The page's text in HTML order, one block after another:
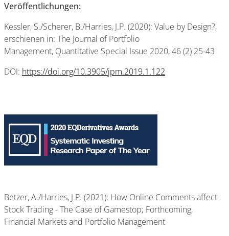
Veröffentlichungen:
Kessler, S./Scherer, B./Harries, J.P. (2020): Value by Design?,
erschienen in: The Journal of Portfolio
Management, Quantitative Special Issue 2020, 46 (2) 25-43
DOI: https://doi.org/10.3905/jpm.2019.1.122
Betzer, A./Harries, J.P. (2021): How Online Comments affect
Stock Trading - The Case of Gamestop; Forthcoming,
Financial Markets and Portfolio Management